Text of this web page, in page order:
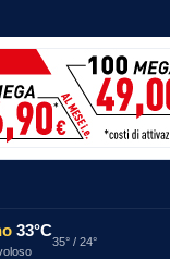
33°C
35° / 24°